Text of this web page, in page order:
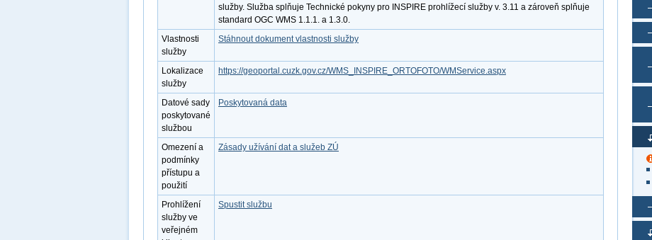
služby. Služba splňuje Technické pokyny pro INSPIRE prohlížecí služby v. 3.11 a zároveň splňuje
standard OGC WMS 1.1.1. a 1.3.0.
Vlastnosti
služby
Stáhnout dokument vlastnosti služby
Lokalizace
služby
https://geoportal.cuzk.gov.cz/WMS_INSPIRE_ORTOFOTO/WMService.aspx
Datové sady
poskytované
službou
Poskytovaná data
Omezení a
podmínky
přístupu a
použití
Zásady užívání dat a služeb ZÚ
Prohlížení
služby ve
veřejném
Spustit službu